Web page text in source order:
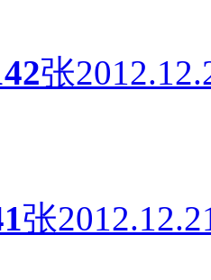
张
张